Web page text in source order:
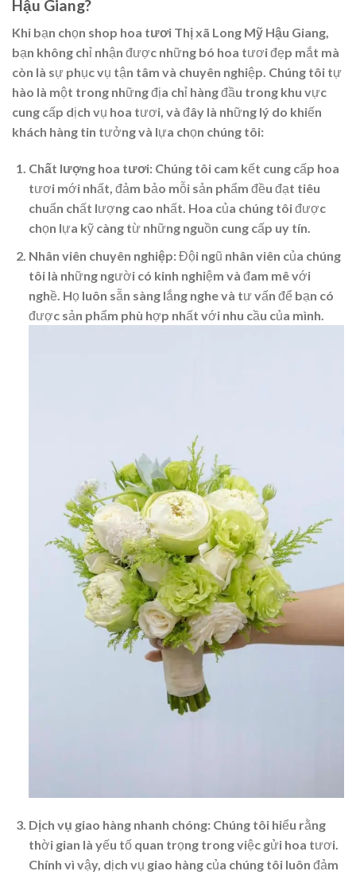
Hậu Giang?
Khi bạn chọn shop hoa tươi Thị xã Long Mỹ Hậu Giang,
bạn không chỉ nhận được những bó hoa tươi đẹp mắt mà
còn là sự phục vụ tận tâm và chuyên nghiệp. Chúng tôi tự
hào là một trong những địa chỉ hàng đầu trong khu vực
cung cấp dịch vụ hoa tươi, và đây là những lý do khiến
khách hàng tin tưởng và lựa chọn chúng tôi:
Chất lượng hoa tươi: Chúng tôi cam kết cung cấp hoa
tươi mới nhất, đảm bảo mỗi sản phẩm đều đạt tiêu
chuẩn chất lượng cao nhất. Hoa của chúng tôi được
chọn lựa kỹ càng từ những nguồn cung cấp uy tín.
Nhân viên chuyên nghiệp: Đội ngũ nhân viên của chúng
tôi là những người có kinh nghiệm và đam mê với
nghề. Họ luôn sẵn sàng lắng nghe và tư vấn để bạn có
được sản phẩm phù hợp nhất với nhu cầu của mình.
Dịch vụ giao hàng nhanh chóng: Chúng tôi hiểu rằng
thời gian là yếu tố quan trọng trong việc gửi hoa tươi.
Chính vì vậy, dịch vụ giao hàng của chúng tôi luôn đảm